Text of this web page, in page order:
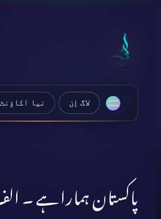
content
لاگ اِن نیا
پاکستان ہمارا ہے ۔